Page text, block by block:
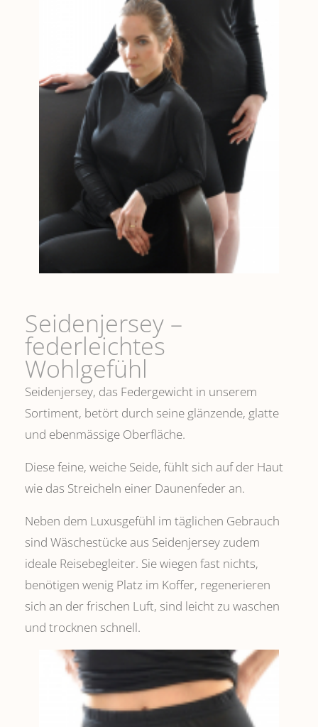
Seidenjersey –
federleichtes
Wohlgefühl
Seidenjersey, das Federgewicht in unserem
Sortiment, betört durch seine glänzende, glatte
und ebenmässige Oberfläche.
Diese feine, weiche Seide, fühlt sich auf der Haut
wie das Streicheln einer Daunenfeder an.
Neben dem Luxusgefühl im täglichen Gebrauch
sind Wäschestücke aus Seidenjersey zudem
ideale Reisebegleiter. Sie wiegen fast nichts,
benötigen wenig Platz im Koffer, regenerieren
sich an der frischen Luft, sind leicht zu waschen
und trocknen schnell.